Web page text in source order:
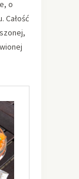
o
Całość